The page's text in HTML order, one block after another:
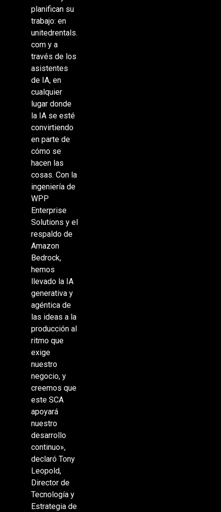
planifican su
trabajo: en
unitedrentals.
com y a
través de los
asistentes
de IA, en
cualquier
lugar donde
la IA se esté
convirtiendo
en parte de
cómo se
hacen las
cosas. Con la
ingeniería de
WPP
Enterprise
Solutions y el
respaldo de
Amazon
Bedrock,
hemos
llevado la IA
generativa y
agéntica de
las ideas a la
producción al
ritmo que
exige
nuestro
negocio, y
creemos que
este SCA
apoyará
nuestro
desarrollo
continuo»,
declaró Tony
Leopold,
Director de
Tecnología y
Estrategia de